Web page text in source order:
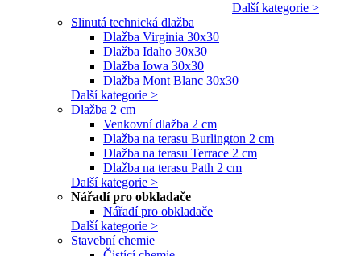
Další kategorie >
Slinutá technická dlažba
Dlažba Virginia 30x30
Dlažba Idaho 30x30
Dlažba Iowa 30x30
Dlažba Mont Blanc 30x30
Další kategorie >
Dlažba 2 cm
Venkovní dlažba 2 cm
Dlažba na terasu Burlington 2 cm
Dlažba na terasu Terrace 2 cm
Dlažba na terasu Path 2 cm
Další kategorie >
Nářadí pro obkladače
Nářadí pro obkladače
Další kategorie >
Stavební chemie